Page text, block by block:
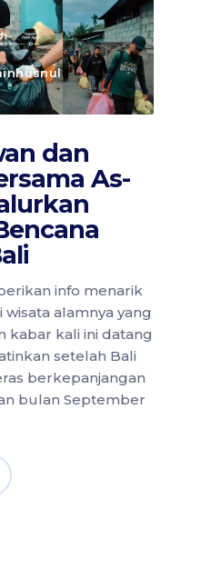
dan
As-
info menarik
alamnya yang
kabar kali ini datang
setelah Bali
berkepanjangan
bulan September